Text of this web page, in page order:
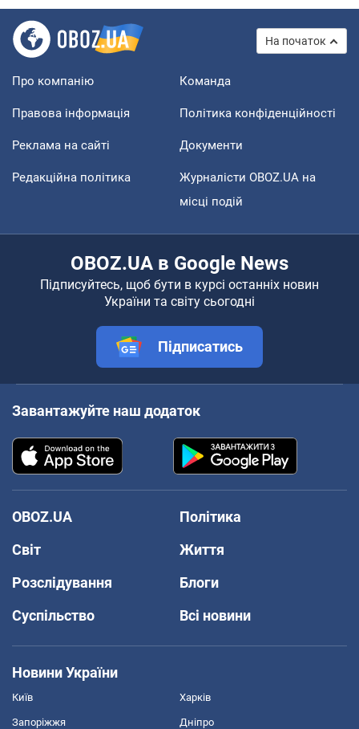
На початок
Про компанію Команда
Правова інформація Політика конфіденційності
Реклама на сайті Документи
Редакційна політика
Журналісти OBOZ.UA на
місці подій
OBOZ.UA в Google News
Підписуйтесь, щоб бути в курсі останніх новин
України та світу сьогодні
Підписатись
Завантажуйте наш додаток
OBOZ.UA
Політика
Світ
Життя
Розслідування
Блоги
Суспільство
Всі новини
Новини України
Київ Харків
Запоріжжя Дніпро